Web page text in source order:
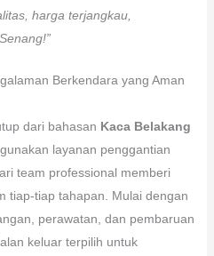
harga terjangkau,
Berkendara yang Aman
dari bahasan Kaca Belakang
layanan penggantian
team professional memberi
tiap-tiap tahapan. Mulai dengan
perawatan, dan pembaruan
keluar terpilih untuk